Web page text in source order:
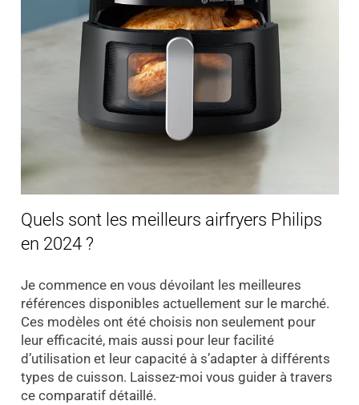
Quels sont les meilleurs airfryers Philips
en 2024 ?
Je commence en vous dévoilant les meilleures
références disponibles actuellement sur le marché.
Ces modèles ont été choisis non seulement pour
leur efficacité, mais aussi pour leur facilité
d’utilisation et leur capacité à s’adapter à différents
types de cuisson. Laissez-moi vous guider à travers
ce comparatif détaillé.